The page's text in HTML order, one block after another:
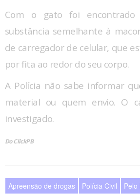
Com o gato foi
substância semelhante à
de carregador de celular, que
por fita ao redor do seu corpo.
A Polícia não sabe informar
material ou quem envio. O
investigado.
Do ClickPB
Apreensão de drogas Polícia Civil Pelo